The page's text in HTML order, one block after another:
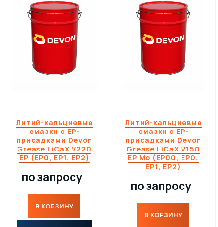
Литий-кальциевые
смазки с EP-
присадками Devon
Grease LiCaX V220
EP (EP0, EP1, EP2)
по запросу
В КОРЗИНУ
Литий-кальциевые
смазки с EP-
присадками Devon
Grease LiCaX V150
EP Mo (EP00, EP0,
EP1, EP2)
по запросу
В КОРЗИНУ